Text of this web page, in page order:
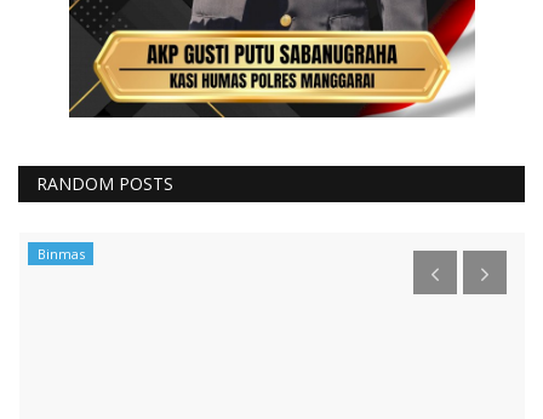
RANDOM POSTS
Binmas